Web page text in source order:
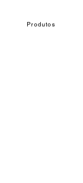
Produtos